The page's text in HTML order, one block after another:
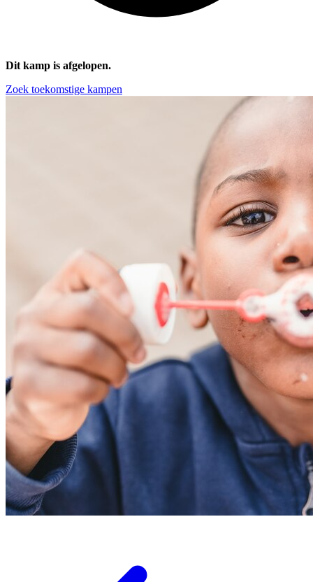
Dit kamp is afgelopen.
Zoek toekomstige kampen